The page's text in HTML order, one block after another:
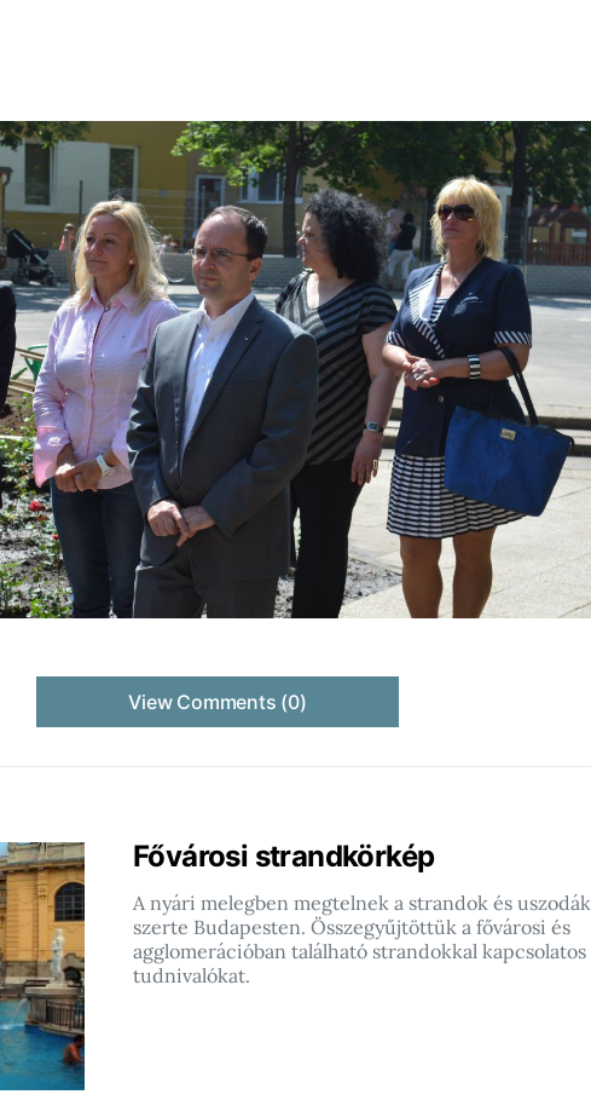
View Comments (0)
Fővárosi strandkörkép
A nyári melegben megtelnek a strandok és uszodák
szerte Budapesten. Összegyűjtöttük a fővárosi és
agglomerációban található strandokkal kapcsolatos
tudnivalókat.